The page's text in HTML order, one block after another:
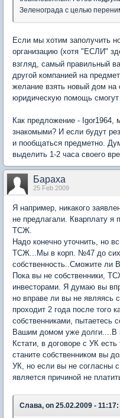
Зеленограда с целью
Если мы хотим заполучить
организацию (хотя "ЕСЛИ"
взгляд, самый правильный
другой компанией на
желание взять новый дом на
юридическую помощь смогут
Как предложение - Igor1964,
знакомыми? И если будут
и пообщаться предметно.
выделить 1-2 часа своего
Бараха
25 Feb 2009
Я например, никакого
не предлагали. Кварплату я
ТСЖ.
Надо конечно уточнить, но
ТСЖ...Мы в корп. №47 до сих
собственность..Сможите ли
Пока вы не собственники,
инвесторами. Я думаю вы
но вправе ли вы не являясь
проходит 2 года после того
собственниками, пытаетесь
Вашим домом уже долги....В
Кстати, в договоре с УК
станите собственником вы
УК, но если вы не согласны
является причиной не
Слава, on 25.02.2009 - 11:17: